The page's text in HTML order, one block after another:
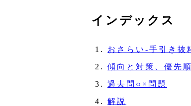
インデックス
おさらい‐手引き抜
傾向と対策、優先
過去問○×問題
解説